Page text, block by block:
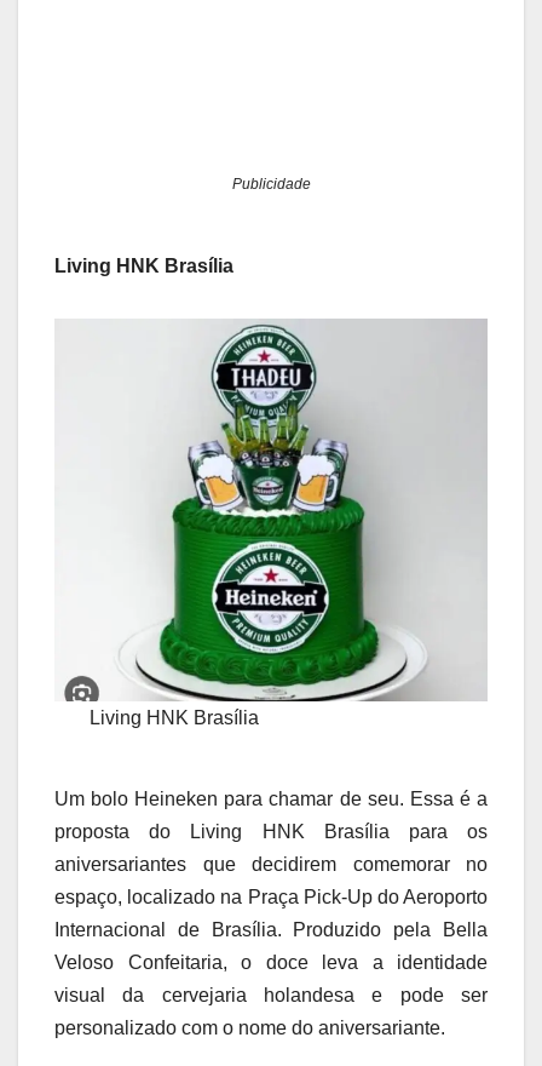
Publicidade
Living HNK Brasília
Living HNK Brasília
Um bolo Heineken para chamar de seu. Essa é a
proposta do Living HNK Brasília para os
aniversariantes que decidirem comemorar no
espaço, localizado na Praça Pick-Up do Aeroporto
Internacional de Brasília. Produzido pela Bella
Veloso Confeitaria, o doce leva a identidade
visual da cervejaria holandesa e pode ser
personalizado com o nome do aniversariante.